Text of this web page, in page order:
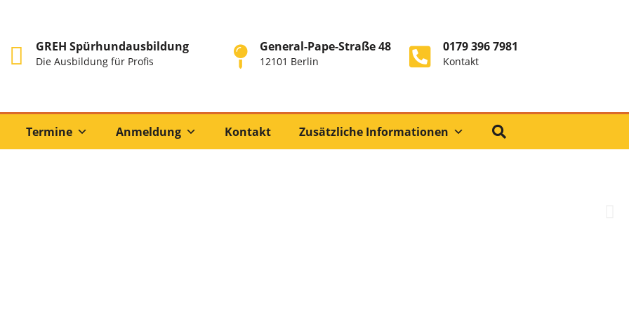
GREH Spürhundausbildung
Die Ausbildung für Profis
General-Pape-Straße 48
12101 Berlin
0179 396 7981
Kontakt
Termine Anmeldung Kontakt Zusätzliche Informationen